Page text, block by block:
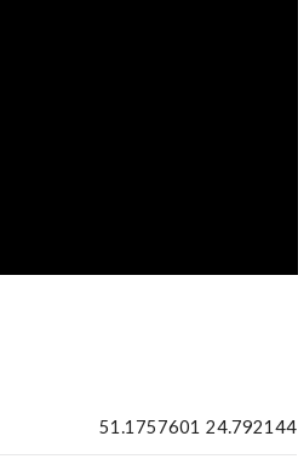
51.1757601 24.792144